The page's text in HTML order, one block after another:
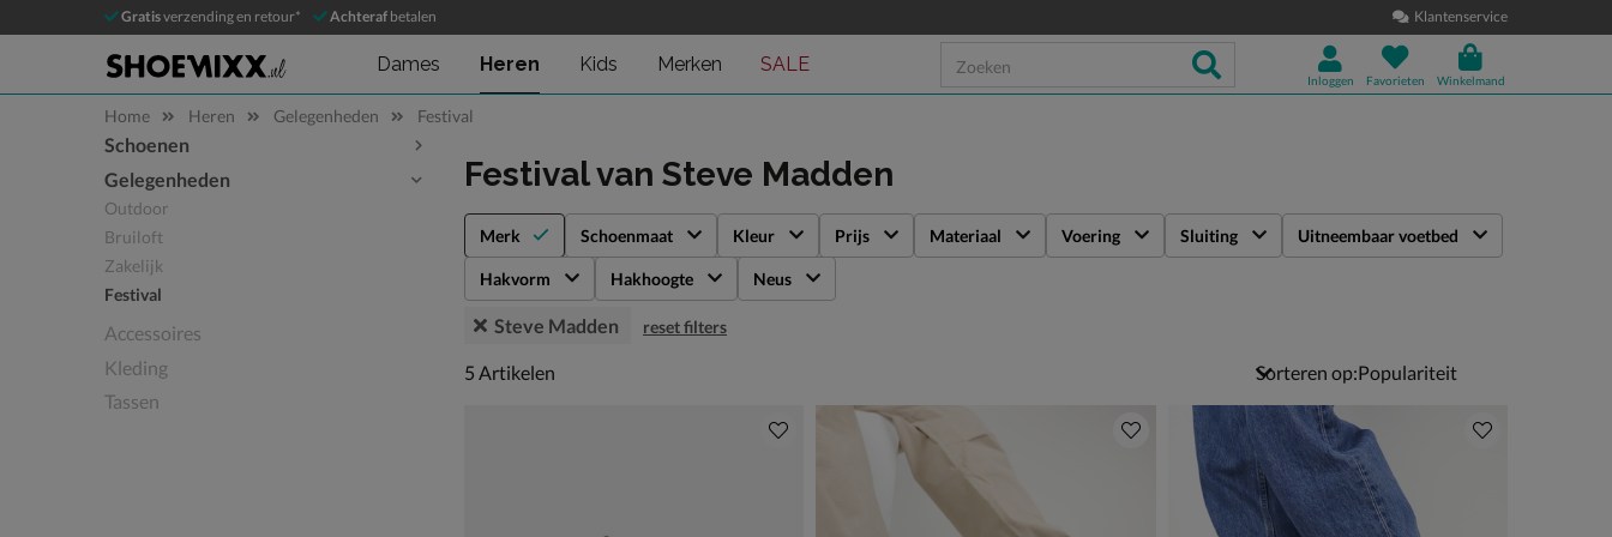
Gratisverzending en retour* Achteraf betalen Klantenservice
Dames Heren Kids Merken SALE
Inloggen Favorieten Winkelmand
Home Heren Gelegenheden Festival
Sla categorieën over
Schoenen
Gelegenheden
Outdoor
Bruiloft
Zakelijk
Festival
Accessoires
Kleding
Tassen
Festivalvan Steve Madden
Merk Schoenmaat Kleur Prijs Materiaal Voering Sluiting Uitneembaar voetbed
Hakvorm Hakhoogte Neus
Steve Madden reset filters
5 artikelen
5 Artikelen Sorteren op: